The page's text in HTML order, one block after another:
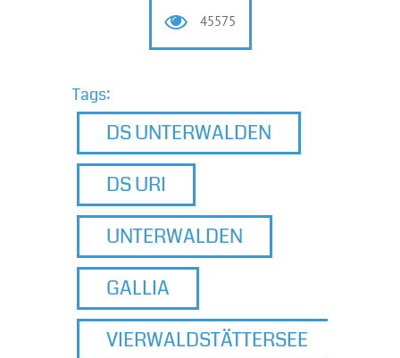
45575
Tags:
DS UNTERWALDEN
DS URI
UNTERWALDEN
GALLIA
VIERWALDSTÄTTERSEE